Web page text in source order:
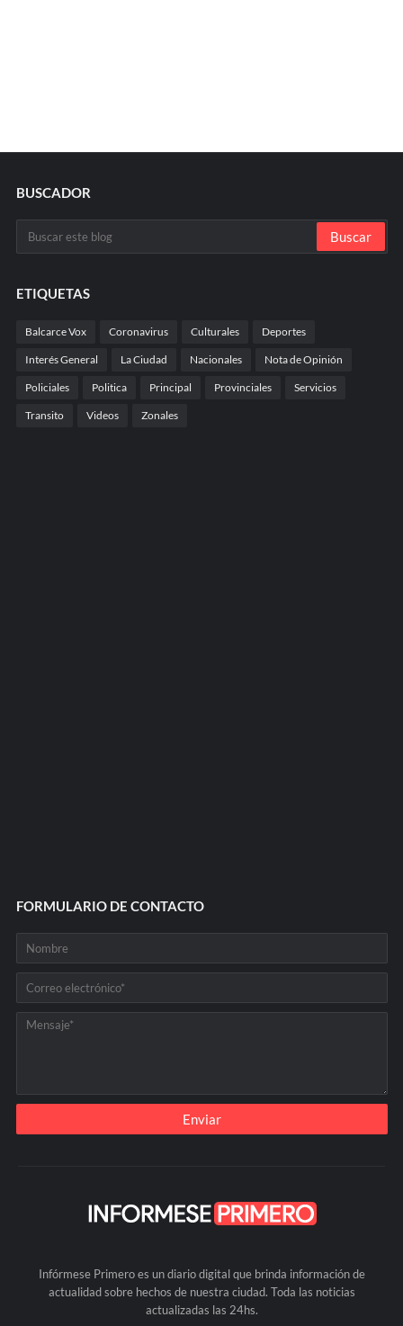
BUSCADOR
ETIQUETAS
Balcarce Vox Coronavirus Culturales Deportes
Interés General La Ciudad Nacionales Nota de Opinión
Policiales Politica Principal Provinciales Servicios
Transito Videos Zonales
FORMULARIO DE CONTACTO
Infórmese Primero es un diario digital que brinda información de
actualidad sobre hechos de nuestra ciudad. Toda las noticias
actualizadas las 24hs.